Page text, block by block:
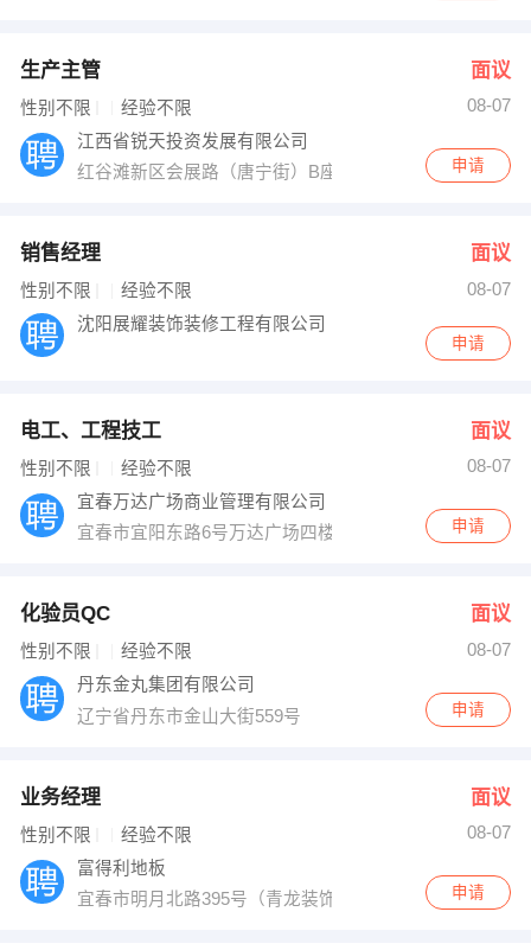
生产主管 面议
性别不限 经验不限
08-07
江西省锐天投资发展有限公司
红谷滩新区会展路（唐宁街）B座11层1115号-1122号
申请
销售经理 面议
性别不限 经验不限
08-07
沈阳展耀装饰装修工程有限公司
申请
电工、工程技工 面议
性别不限 经验不限
08-07
宜春万达广场商业管理有限公司
宜春市宜阳东路6号万达广场四楼商管办公室
申请
化验员QC 面议
性别不限 经验不限
08-07
丹东金丸集团有限公司
辽宁省丹东市金山大街559号
申请
业务经理 面议
性别不限 经验不限
08-07
富得利地板
宜春市明月北路395号（青龙装饰城旁）
申请